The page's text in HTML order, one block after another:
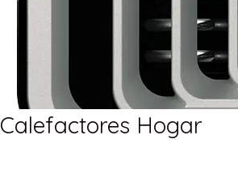
Calefactores Hogar